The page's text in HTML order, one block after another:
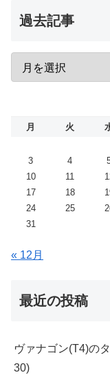
過去記事
月 火
3
4
10
11
17
18
24
25
31
« 12月
最近の投稿
ヴァナゴン(T4)の
30)